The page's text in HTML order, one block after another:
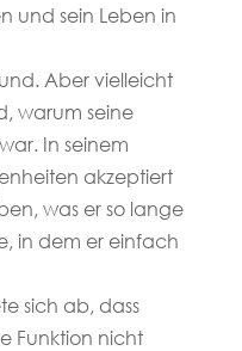
und sein Leben in
Aber vielleicht
warum seine
In seinem
akzeptiert
was er so lange
in dem er einfach
sich ab, dass
Funktion nicht